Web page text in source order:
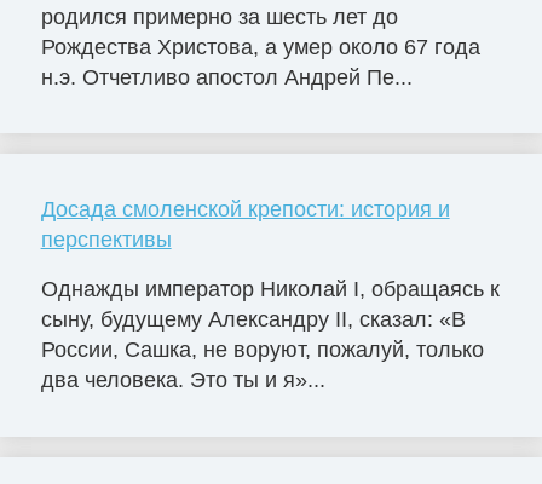
родился примерно за шесть лет до
Рождества Христова, а умер около 67 года
н.э. Отчетливо апостол Андрей Пе...
Досада смоленской крепости: история и
перспективы
Однажды император Николай I, обращаясь к
сыну, будущему Александру II, сказал: «В
России, Сашка, не воруют, пожалуй, только
два человека. Это ты и я»...